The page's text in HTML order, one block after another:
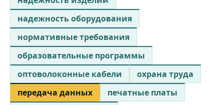
надежность оборудования
нормативные требования
образовательные программы
оптоволоконные кабели
охрана труда
передача данных
печатные платы